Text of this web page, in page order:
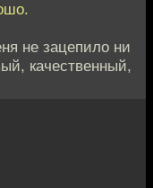
не зацепило ни
качественный,